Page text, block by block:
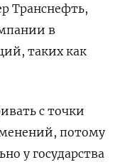
Транснефть,
в
таких как
с точки
потому
у государства